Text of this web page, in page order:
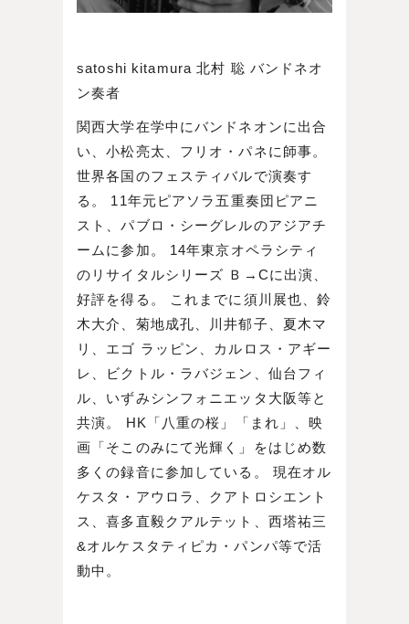
satoshi kitamura 北村 聡 バンドネオ
ン奏者
関西大学在学中にバンドネオンに出合
い、小松亮太、フリオ・パネに師事。
世界各国のフェスティバルで演奏す
る。 11年元ピアソラ五重奏団ピアニ
スト、パブロ・シーグレルのアジアチ
ームに参加。 14年東京オペラシティ
のリサイタルシリーズ Ｂ→Cに出演、
好評を得る。 これまでに須川展也、鈴
木大介、菊地成孔、川井郁子、夏木マ
リ、エゴ ラッピン、カルロス・アギー
レ、ビクトル・ラバジェン、仙台フィ
ル、いずみシンフォニエッタ大阪等と
共演。 HK「八重の桜」「まれ」、映
画「そこのみにて光輝く」をはじめ数
多くの録音に参加している。 現在オル
ケスタ・アウロラ、クアトロシエント
ス、喜多直毅クアルテット、西塔祐三
&オルケスタティピカ・パンパ等で活
動中。